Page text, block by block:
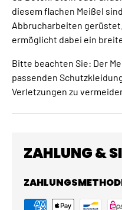
diesem flachen Meißel
Abbrucharbeiten
ermöglicht dabei ein
Bitte beachten Sie: Der
passenden
Verletzungen zu
ZAHLUNG &